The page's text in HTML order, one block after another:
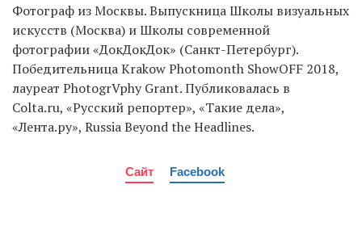
Фотограф из Москвы. Выпускница Школы визуальных
искусств (Москва) и Школы современной
фотографии «ДокДокДок» (Санкт-Петербург).
Победительница Krakow Photomonth ShowOFF 2018,
лауреат PhotogrVphy Grant. Публиковалась в
Colta.ru, «Русский репортер», «Такие дела»,
«Лента.ру», Russia Beyond the Headlines.
Сайт Facebook